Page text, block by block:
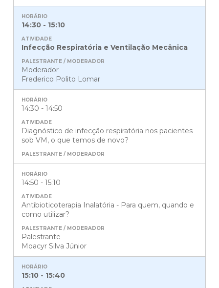
14:30 - 15:10
Infecção Respiratória e Ventilação Mecânica
Moderador
Frederico Polito Lomar
14:30 - 14:50
Diagnóstico de infecção respiratória nos pacientes
sob VM, o que temos de novo?
14:50 - 15:10
Antibioticoterapia Inalatória - Para quem, quando e
como utilizar?
Palestrante
Moacyr Silva Júnior
15:10 - 15:40